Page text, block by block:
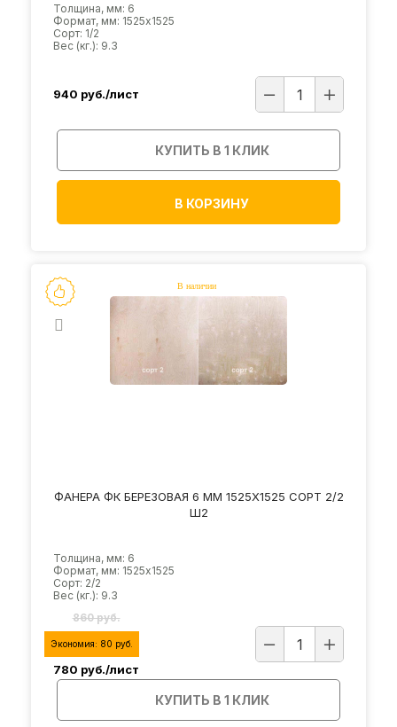
Толщина, мм: 6
Формат, мм: 1525х1525
Сорт: 1/2
Вес (кг.): 9.3
940 руб./лист
КУПИТЬ В 1 КЛИК
В КОРЗИНУ
ФАНЕРА ФК БЕРЕЗОВАЯ 6 ММ 1525Х1525 СОРТ 2/2
Ш2
Толщина, мм: 6
Формат, мм: 1525х1525
Сорт: 2/2
Вес (кг.): 9.3
860 руб.
Экономия: 80 руб.
780 руб./лист
КУПИТЬ В 1 КЛИК